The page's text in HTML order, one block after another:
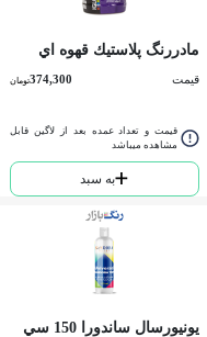
مادررنگ پلاستيك قهوه اي
شكلاتي الوان کد 836 P.V.A
قیمت 374,300تومان
قیمت و تعداد عمده بعد از لاگین قابل
مشاهده میباشد
به سبد
يونيورسال ساندورا 150 سي